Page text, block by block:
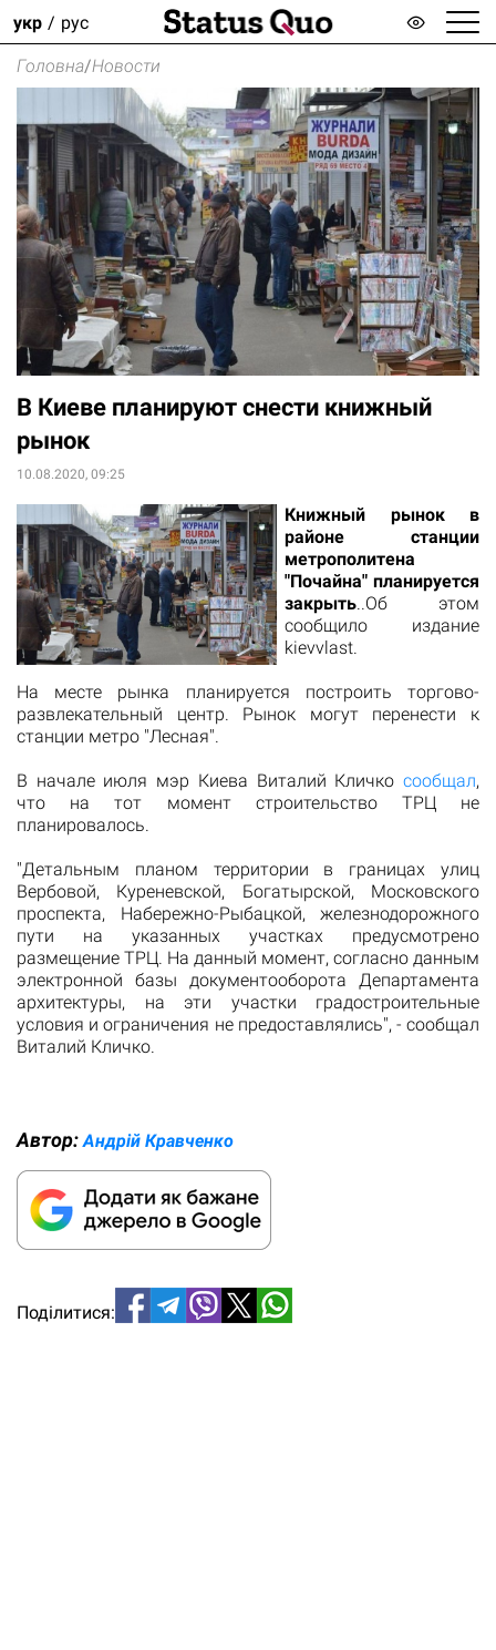
укр рус
Головна/Новости
В Киеве планируют снести книжный
рынок
10.08.2020, 09:25
Книжный рынок в
районе станции
метрополитена
"Почайна" планируется
закрыть..Об этом
сообщило издание
kievvlast.
На месте рынка планируется построить торгово-
развлекательный центр. Рынок могут перенести к
станции метро "Лесная".
В начале июля мэр Киева Виталий Кличко сообщал,
что на тот момент строительство ТРЦ не
планировалось.
"Детальным планом территории в границах улиц
Вербовой, Куреневской, Богатырской, Московского
проспекта, Набережно-Рыбацкой, железнодорожного
пути на указанных участках предусмотрено
размещение ТРЦ. На данный момент, согласно данным
электронной базы документооборота Департамента
архитектуры, на эти участки градостроительные
условия и ограничения не предоставлялись", - сообщал
Виталий Кличко.
Автор: Андрiй Кравченко
Поділитися: